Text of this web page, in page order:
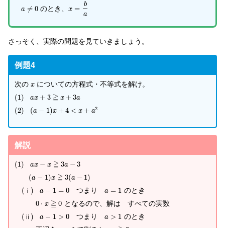
a ≠ 0 のとき、x =
b
a
さっそく、実際の問題を見ていきましょう。
例題4
次のx についての方程式・不等式を解け。
(1) ax + 3 ≧ x +3a
(2) (a − 1)x +4 < x + a2
解説
(1) ax − x ≧ 3a − 3
(a − 1)x ≧ 3(a − 1)
( ⅰ ) a − 1 = 0 つまりa = 1 のとき
0 ⋅ x ≧ 0 となるので、解は すべての実数
( ⅱ ) a − 1 > 0 つまりa > 1 のとき